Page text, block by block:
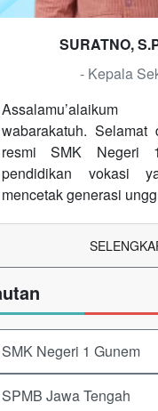
SURATNO,
- Kepala
Assalamu’alaikum
wabarakatuh.
resmi SMK Negeri
pendidikan vokasi
mencetak generasi
SMK Negeri 1 Gunem
SPMB Jawa Tengah